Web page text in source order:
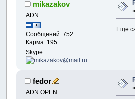
mikazakov
ADN
Сообщений: 752
Карма: 195
Skype:
Еще
fedor
ADN OPEN